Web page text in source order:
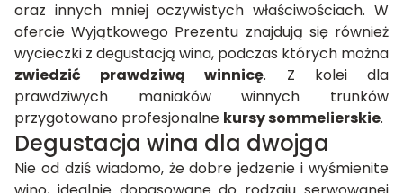
oraz innych mniej oczywistych właściwościach. W
ofercie Wyjątkowego Prezentu znajdują się również
wycieczki z degustacją wina, podczas których można
zwiedzić prawdziwą winnicę. Z kolei dla
prawdziwych maniaków winnych trunków
przygotowano profesjonalne kursy sommelierskie.
Degustacja wina dla dwojga
Nie od dziś wiadomo, że dobre jedzenie i wyśmienite